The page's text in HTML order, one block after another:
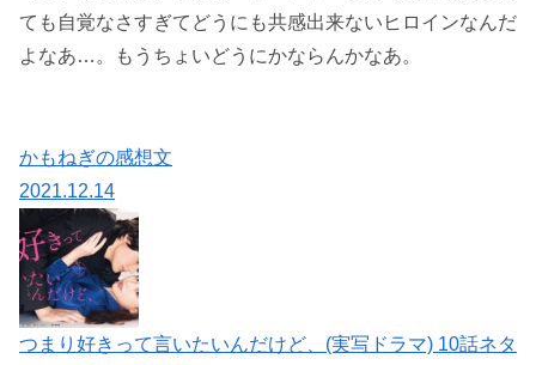
ても自覚なさすぎてどうにも共感出来ないヒロインなんだ
よなあ…。もうちょいどうにかならんかなあ。
かもねぎの感想文
2021.12.14
つまり好きって言いたいんだけど、(実写ドラマ) 10話ネタ